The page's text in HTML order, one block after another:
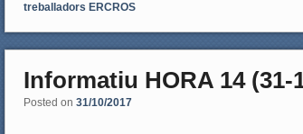
treballadors ERCROS
Informatiu HORA 14 (31-
Posted on 31/10/2017